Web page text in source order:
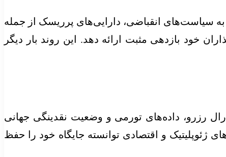
مرکزی به سیاست‌های انقباضی، دارایی‌های پرریسک از جمله
خود بازدهی مثبت ارائه دهد. این روند بار دیگر
رزرو، داده‌های تورمی و وضعیت نقدینگی جهانی
و اقتصادی توانسته جایگاه خود را حفظ